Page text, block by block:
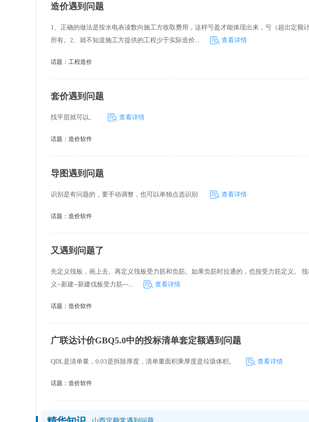
造价遇到问题
1、正确的做法是按水电表读数向施工方收取费用，这样亏盈才能体现出来，亏（超出定
所有。2、就不知道施工方提供的工程少于实际造价...
查看详情
话题： 工程造价
套价遇到问题
找平层就可以。 查看详情
话题： 造价软件
导图遇到问题
识别是有问题的，要手动调整，也可以单独点选识别 查看详情
话题： 造价软件
又遇到问题了
先定义筏板，画上去。再定义筏板受力筋和负筋。如果负筋时拉通的，也按受力筋定义。
义--新建--新建伐板受力筋---...
查看详情
话题： 造价软件
广联达计价GBQ5.0中的投标清单套定额遇到问题
QDL是清单量，0.03是拆除厚度，清单量面积乘厚度是垃圾体积。 查看详情
话题： 造价软件